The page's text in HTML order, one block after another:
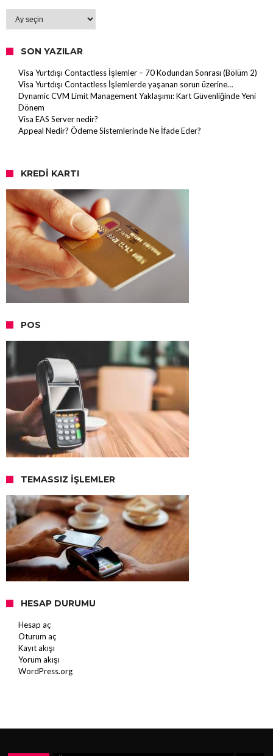
Arşiv
SON YAZILAR
Visa Yurtdışı Contactless İşlemler – 70 Kodundan Sonrası (Bölüm 2)
Visa Yurtdışı Contactless İşlemlerde yaşanan sorun üzerine…
Dynamic CVM Limit Management Yaklaşımı: Kart Güvenliğinde Yeni
Dönem
Visa EAS Server nedir?
Appeal Nedir? Ödeme Sistemlerinde Ne İfade Eder?
KREDI KARTI
POS
TEMASSIZ İŞLEMLER
HESAP DURUMU
Hesap aç
Oturum aç
Kayıt akışı
Yorum akışı
WordPress.org